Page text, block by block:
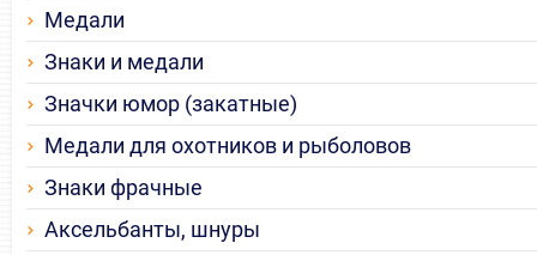
Медали
Знаки и медали
Значки юмор (закатные)
Медали для охотников и рыболовов
Знаки фрачные
Аксельбанты, шнуры